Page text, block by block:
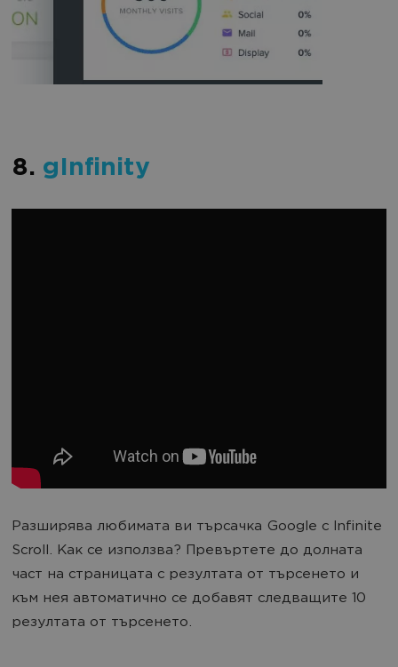
8. gInfinity
Разширява любимата ви търсачка Google с Infinite
Scroll. Как се използва? Превъртете до долната
част на страницата с резултата от търсенето и
към нея автоматично се добавят следващите 10
резултата от търсенето.